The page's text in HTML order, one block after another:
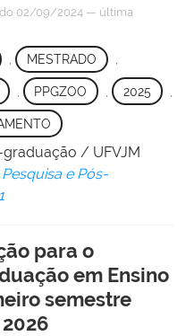
02/09/2024 — última
MESTRADO
PPGZOO , 2025
graduação / UFVJM
e Pós-
para o
em Ensino
semestre